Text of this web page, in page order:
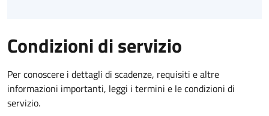
Condizioni di servizio
Per conoscere i dettagli di scadenze, requisiti e altre
informazioni importanti, leggi i termini e le condizioni di
servizio.